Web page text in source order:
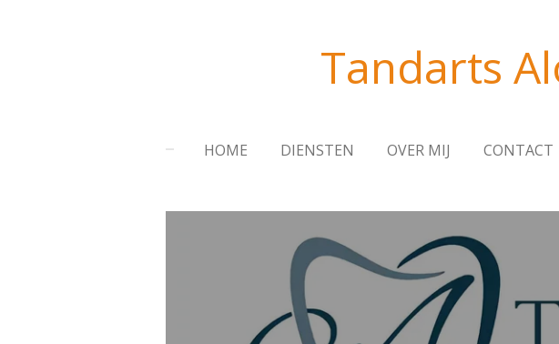
Tandarts
HOME DIENSTEN OVER MIJ CONTACT